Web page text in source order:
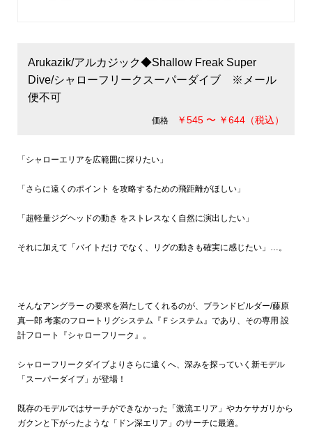
Arukazik/アルカジック◆Shallow Freak Super
Dive/シャローフリークスーパーダイブ ※メール
便不可
価格 ￥545 〜 ￥644（税込）
「シャローエリアを広範囲に探りたい」
「さらに遠くのポイント を攻略するための飛距離がほしい」
「超軽量ジグヘッドの動き をストレスなく自然に演出したい」
それに加えて「バイトだけ でなく、リグの動きも確実に感じたい」…。
そんなアングラー の要求を満たしてくれるのが、ブランドビルダー/藤原
真一郎 考案のフロートリグシステム『Ｆシステム』であり、その専用 設
計フロート『シャローフリーク』。
シャローフリークダイブよりさらに遠くへ、深みを探っていく新モデル
「スーパーダイブ」が登場！
既存のモデルではサーチができなかった「激流エリア」やカケサガリから
ガクンと下がったような「ドン深エリア」のサーチに最適。